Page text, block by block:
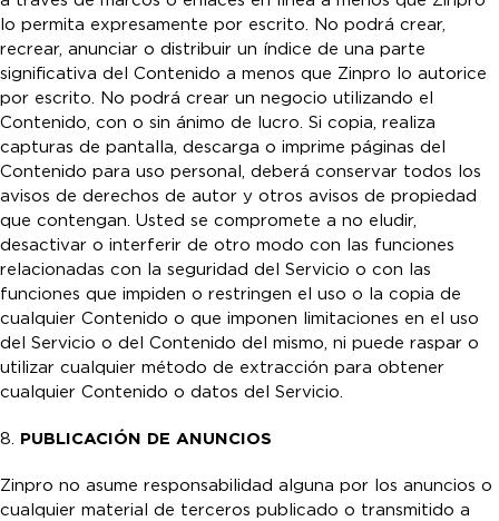
lo permita expresamente por escrito. No podrá crear,
recrear, anunciar o distribuir un índice de una parte
significativa del Contenido a menos que Zinpro lo autorice
por escrito. No podrá crear un negocio utilizando el
Contenido, con o sin ánimo de lucro. Si copia, realiza
capturas de pantalla, descarga o imprime páginas del
Contenido para uso personal, deberá conservar todos los
avisos de derechos de autor y otros avisos de propiedad
que contengan. Usted se compromete a no eludir,
desactivar o interferir de otro modo con las funciones
relacionadas con la seguridad del Servicio o con las
funciones que impiden o restringen el uso o la copia de
cualquier Contenido o que imponen limitaciones en el uso
del Servicio o del Contenido del mismo, ni puede raspar o
utilizar cualquier método de extracción para obtener
cualquier Contenido o datos del Servicio.
8. PUBLICACIÓN DE ANUNCIOS
Zinpro no asume responsabilidad alguna por los anuncios o
cualquier material de terceros publicado o transmitido a